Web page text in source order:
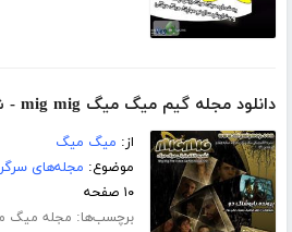
دانلود مجله گیم میگ میگ mig mig - شماره چهارم
از: میگ میگ
موضوع: مجله‌های
۱۰ صفحه
برچسب‌ها: مجله میگ